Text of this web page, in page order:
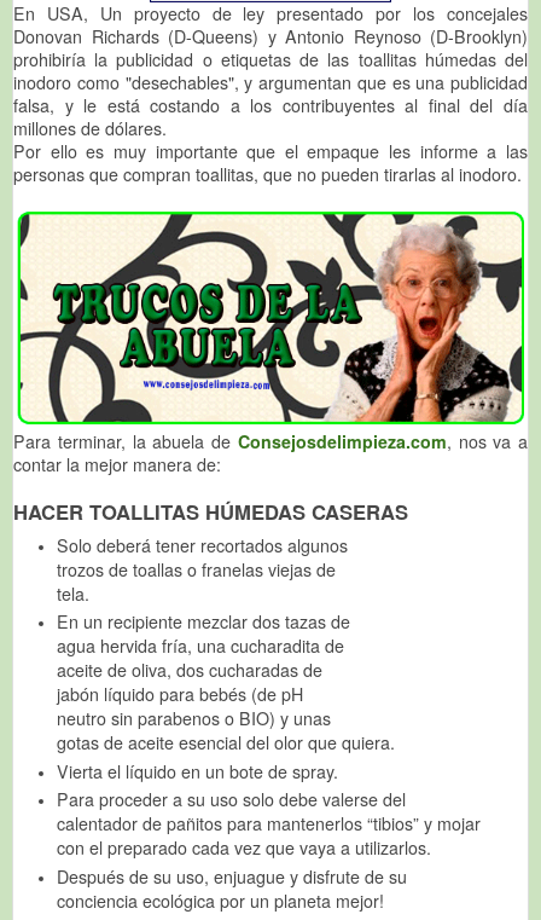
En USA, Un proyecto de ley presentado por los concejales
Donovan Richards (D-Queens) y Antonio Reynoso (D-Brooklyn)
prohibiría la publicidad o etiquetas de las toallitas húmedas del
inodoro como "desechables", y argumentan que es una publicidad
falsa, y le está costando a los contribuyentes al final del día
millones de dólares.
Por ello es muy importante que el empaque les informe a las
personas que compran toallitas, que no pueden tirarlas al inodoro.
Para terminar, la abuela de Consejosdelimpieza.com, nos va a
contar la mejor manera de:
HACER TOALLITAS HÚMEDAS CASERAS
Solo deberá tener recortados algunos
trozos de toallas o franelas viejas de
tela.
En un recipiente mezclar dos tazas de
agua hervida fría, una cucharadita de
aceite de oliva, dos cucharadas de
jabón líquido para bebés (de pH
neutro sin parabenos o BIO) y unas
gotas de aceite esencial del olor que quiera.
Vierta el líquido en un bote de spray.
Para proceder a su uso solo debe valerse del
calentador de pañitos para mantenerlos “tibios” y mojar
con el preparado cada vez que vaya a utilizarlos.
Después de su uso, enjuague y disfrute de su
conciencia ecológica por un planeta mejor!